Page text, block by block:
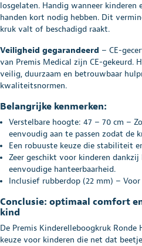
losgelaten. Handig wanneer
handen kort nodig hebben. Dit
kruk valt of beschadigd raakt.
Veiligheid gegarandeerd – CE-
van Premis Medical zijn CE-gekeurd.
veilig, duurzaam en betrouwbaar
kwaliteitsnormen.
Belangrijke kenmerken:
Verstelbare hoogte: 47 – 70 cm –
eenvoudig aan te passen zodat de
Een robuuste keuze die stabiliteit
Zeer geschikt voor kinderen
eenvoudige hanteerbaarheid.
Inclusief rubberdop (22 mm) –
Conclusie: optimaal comfort
kind
De Premis Kinderelleboogkruk Ronde
keuze voor kinderen die net dat